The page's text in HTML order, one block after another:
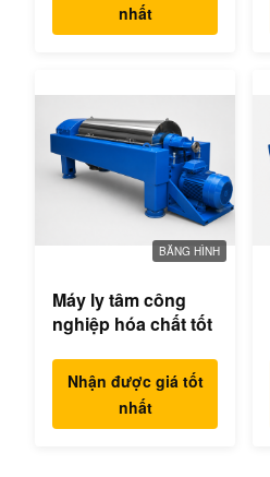
nhất
BĂNG HÌNH
Máy ly tâm công
nghiệp hóa chất tốt
Nhận được giá tốt
nhất